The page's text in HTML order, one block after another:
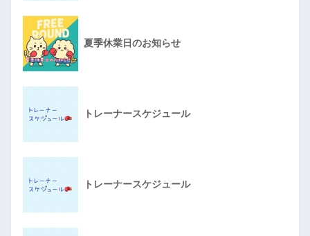
夏季休業日のお知らせ
トレーナースケジュール
トレーナースケジュール